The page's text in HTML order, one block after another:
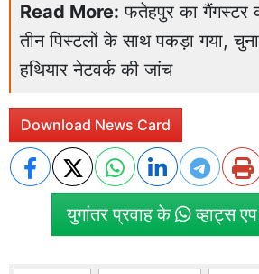
Read More: फतेहपुर का गैंगस्टर
तीन पिस्टलों के साथ पकड़ा गया,
हथियार नेटवर्क की जांच
Download News Card
युगांतर प्रवाह के व्हाट्स